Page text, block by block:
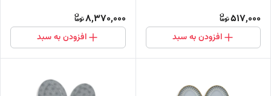
517,000
افزودن به سبد
8,370,000
افزودن به سبد